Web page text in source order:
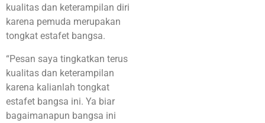
kualitas dan keterampilan diri
karena pemuda merupakan
tongkat estafet bangsa.
“Pesan saya tingkatkan terus
kualitas dan keterampilan
karena kalianlah tongkat
estafet bangsa ini. Ya biar
bagaimanapun bangsa ini